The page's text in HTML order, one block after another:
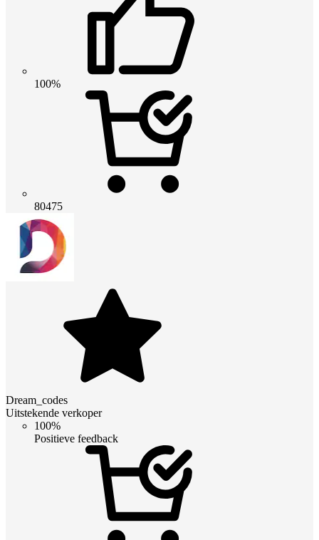
100%
80475
Dream_codes
Uitstekende verkoper
100%
Positieve feedback